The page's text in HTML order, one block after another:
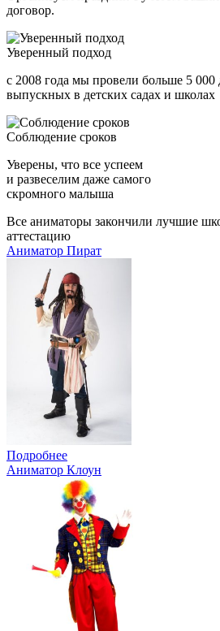
договор.
Уверенный подход
с 2008 года мы провели больше 5
выпускных в детских садах и школах
Соблюдение сроков
Уверены, что все успеем
и развеселим даже самого
скромного малыша
Все аниматоры закончили лучшие
аттестацию
Аниматор Пират
Подробнее
Аниматор Клоун